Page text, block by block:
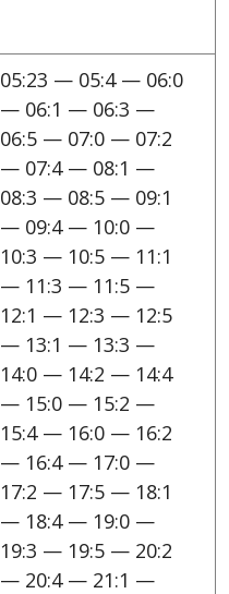
05:23 — 05:4 — 06:0
— 06:1 — 06:3 —
06:5 — 07:0 — 07:2
— 07:4 — 08:1 —
08:3 — 08:5 — 09:1
— 09:4 — 10:0 —
10:3 — 10:5 — 11:1
— 11:3 — 11:5 —
12:1 — 12:3 — 12:5
— 13:1 — 13:3 —
14:0 — 14:2 — 14:4
— 15:0 — 15:2 —
15:4 — 16:0 — 16:2
— 16:4 — 17:0 —
17:2 — 17:5 — 18:1
— 18:4 — 19:0 —
19:3 — 19:5 — 20:2
— 20:4 — 21:1 —